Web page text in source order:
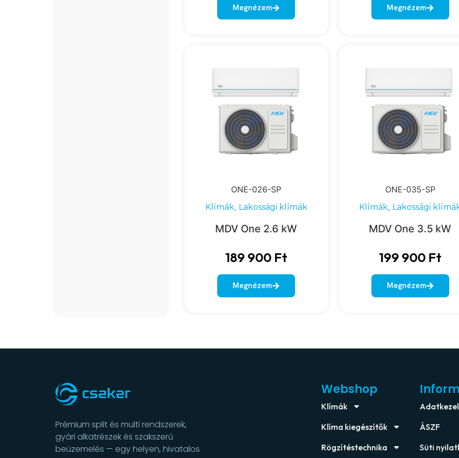
Megnézem Megnézem
ONE-026-SP
Klímák, Lakossági klímák
MDV One 2.6 kW
189 900 Ft
Megnézem
ONE-035-SP
Klímák, Lakossági
MDV One 3.5 kW
199 900 Ft
Megnézem
Prémium split és multi rendszerek,
gyári alkatrészek és szakszerű
beüzemelés — egy helyen, hivatalos
Webshop
Klímák
Klíma kiegészítők
Rögzítéstechnika
ÁSZF
Süti